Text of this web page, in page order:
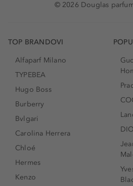
© 2026 Douglas
TOP BRANDOVI
Alfaparf Milano
TYPEBEA
Hugo Boss
Burberry
Bvlgari
Carolina Herrera
Chloé
Hermes
Kenzo